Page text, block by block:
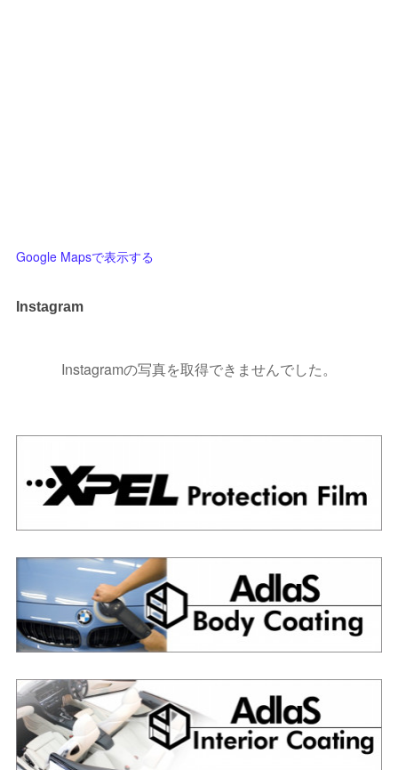
Google Mapsで表示する
Instagram
Instagramの写真を取得できませんでした。